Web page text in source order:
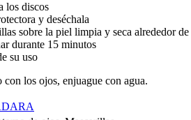
los discos
y deséchala
sobre la piel limpia y seca alrededor
durante 15 minutos
su uso
con los ojos, enjuague con agua.